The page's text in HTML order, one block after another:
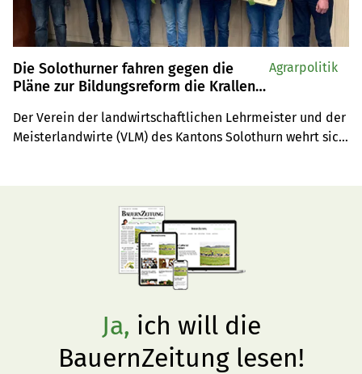
Die Solothurner fahren gegen die
Pläne zur Bildungsreform die Krallen
Der Verein der landwirtschaftlichen Lehrmeister und der
Meisterlandwirte (VLM) des Kantons Solothurn wehrt sich
Agrarpolitik
Ja, ich will die
BauernZeitung lesen!